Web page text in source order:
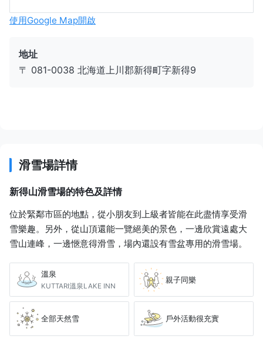
使用Google Map開啟
地址
〒 081-0038 北海道上川郡新得町字新得9
滑雪場詳情
新得山滑雪場的特色及詳情
位於緊鄰市區的地點，從小朋友到上級者皆能在此盡情享受滑
雪樂趣。另外，從山頂還能一覽絕美的景色，一邊欣賞遠處大
雪山連峰，一邊愜意得滑雪，場內還設有雪盆專用的滑雪場。
溫泉
KUTTARI溫泉LAKE INN
親子同樂
全部天然雪 戶外活動很充實